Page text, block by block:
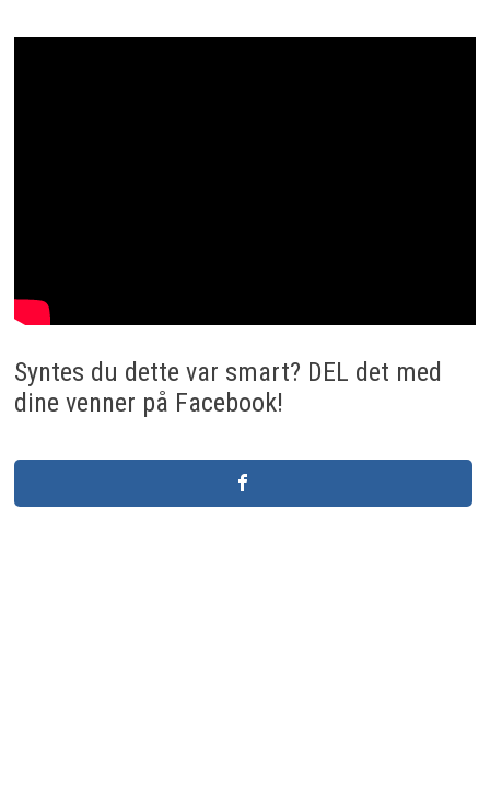
Syntes du dette var smart? DEL det med
dine venner på Facebook!